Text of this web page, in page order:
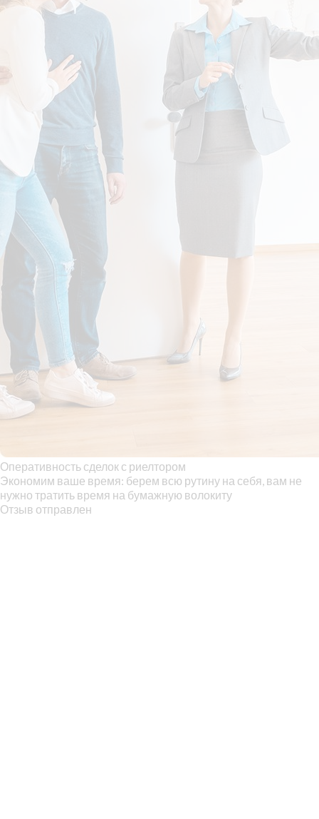
Оперативность сделок с риелтором
Экономим ваше время: берем всю рутину на себя, вам не
нужно тратить время на бумажную волокиту
Отзыв отправлен